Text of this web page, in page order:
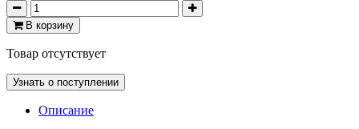
В корзину
Товар отсутствует
Узнать о поступлении
Описание